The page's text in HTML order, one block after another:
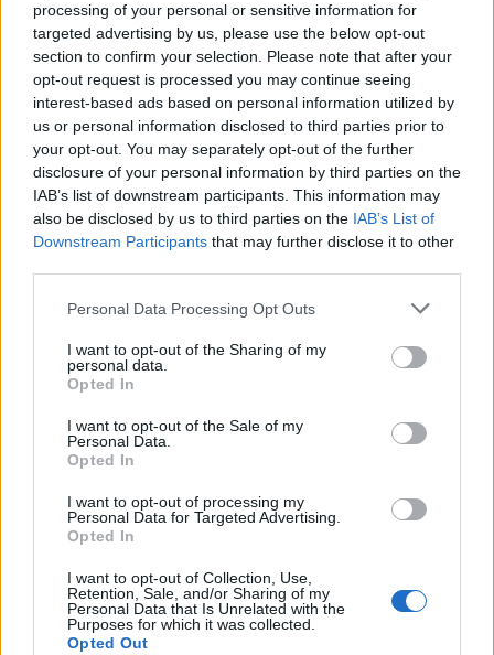
processing of your personal or sensitive information for
targeted advertising by us, please use the below opt-out
section to confirm your selection. Please note that after your
opt-out request is processed you may continue seeing
interest-based ads based on personal information utilized by
us or personal information disclosed to third parties prior to
your opt-out. You may separately opt-out of the further
disclosure of your personal information by third parties on the
IAB’s list of downstream participants. This information may
also be disclosed by us to third parties on the IAB’s List of
Downstream Participants that may further disclose it to other
Please note that this website/app uses one or more Google
not limited to your visit or usage behaviour. You may click to
grant or deny consent to Google and its third-party tags to
use your data for below specified purposes in below Google
consent section.
Personal Data Processing Opt Outs
I want to opt-out of the Sharing of my
personal data.
Opted In
I want to opt-out of the Sale of my
Personal Data.
Opted In
I want to opt-out of processing my
Personal Data for Targeted Advertising.
Opted In
I want to opt-out of Collection, Use,
Retention, Sale, and/or Sharing of my
Personal Data that Is Unrelated with the
Purposes for which it was collected.
Opted Out
Πέρα από την αλλαγή στον τρόπο ενεργοποίησης του
τρίτου βαθμολογητή, η Ελληνική Λύση θέτει και ζήτημα
συνολικότερου εκσυγχρονισμού του συστήματος των
Πανελλαδικών Εξετάσεων.